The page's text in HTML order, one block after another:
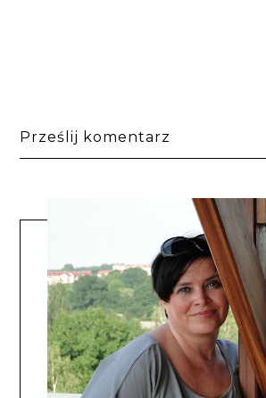
Prześlij komentarz